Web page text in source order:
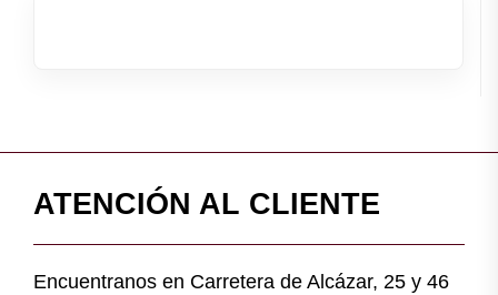
ATENCIÓN AL CLIENTE
Encuentranos en Carretera de Alcázar, 25 y 46